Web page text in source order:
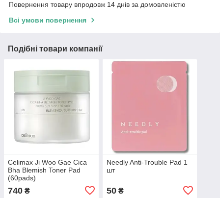
Повернення товару впродовж 14 днів за домовленістю
Всі умови повернення
Подібні товари компанії
Celimax Ji Woo Gae Cica
Bha Blemish Toner Pad
(60pads)
740 ₴
Needly Anti-Trouble Pad 1
шт
50₴